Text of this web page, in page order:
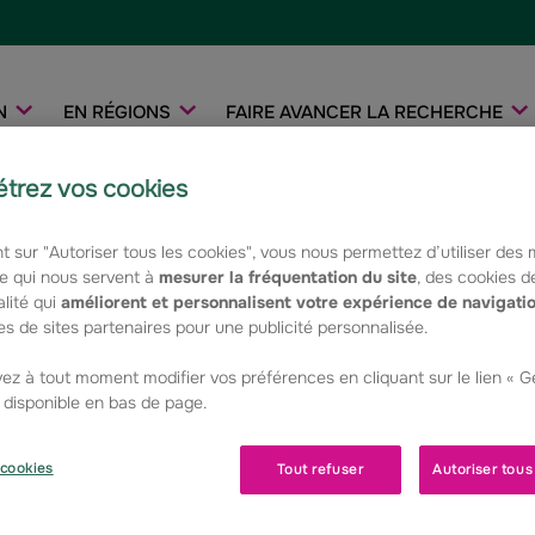
EN RÉGIONS FAIRE AVANCER LA RECHERCHE
organisation » Célia Crétolle
- Co-coordination d'un centre de référence maladies
rectales, maladie de Hirschsprung et aux malformations
- Coordinateur de la filière de santé nationale maladies
- Praticien hospitalier en chirurgie viscérale pédiatrique.
vos cookies
sur "Autoriser tous les cookies", vous nous permettez d’utiliser des
qui nous servent à mesurer la fréquentation du site, des cookies
qui améliorent et personnalisent votre expérience de
de sites partenaires pour une publicité personnalisée.
à tout moment modifier vos préférences en cliquant sur le lien «
en bas de page.
Tout refuser Autoriser tous